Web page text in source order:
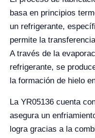
basa en principios
un refrigerante,
permite la
A través de la
refrigerante, se
la formación de hielo
La YR05136 cuenta
asegura un
logra gracias a la